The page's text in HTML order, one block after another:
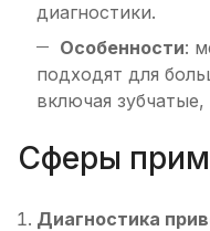
диагностики.
Особенности:
подходят для
включая
Сферы
Диагностика